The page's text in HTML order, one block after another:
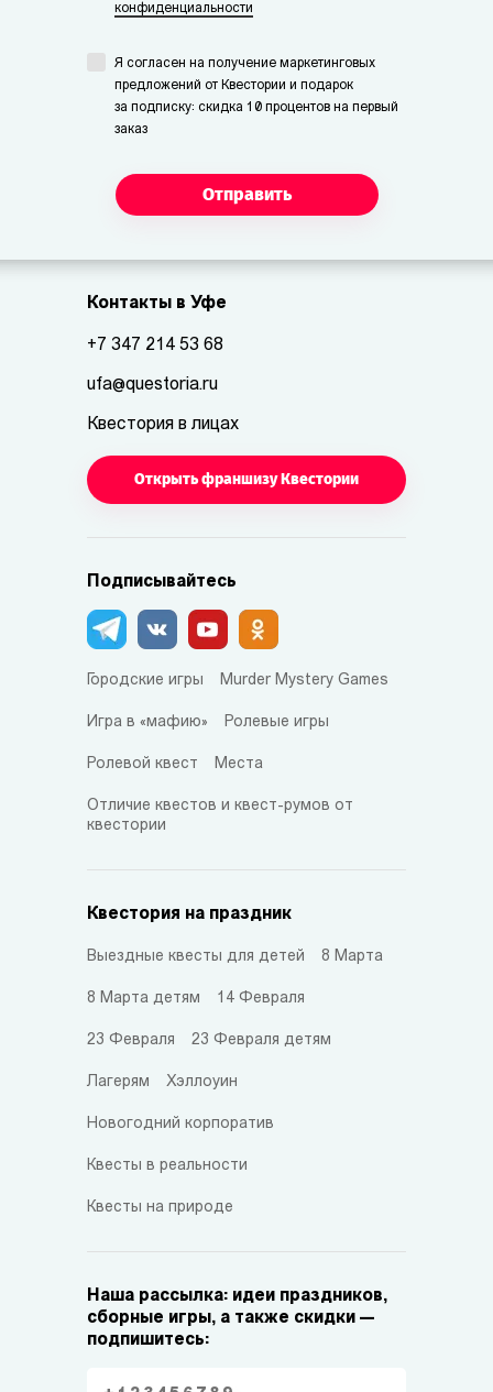
конфиденциальности
Я согласен на получение маркетинговых
предложений от Квестории и подарок
за подписку: скидка 10 процентов на первый
заказ
Отправить
Контакты в Уфе
+7 347 214 53 68
ufa@questoria.ru
Квестория в лицах
Открыть франшизу Квестории
Подписывайтесь
Городские игры Murder Mystery Games
Игра в «мафию» Ролевые игры
Ролевой квест Места
Отличие квестов и квест-румов от
квестории
Квестория на праздник
Выездные квесты для детей 8 Марта
8 Марта детям 14 Февраля
23 Февраля 23 Февраля детям
Лагерям Хэллоуин
Новогодний корпоратив
Квесты в реальности
Квесты на природе
Наша рассылка: идеи праздников,
сборные игры, а также скидки —
подпишитесь: